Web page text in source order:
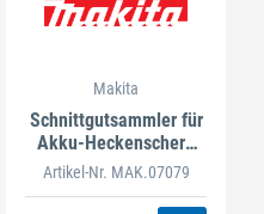
Makita
Schnittgutsammler für
Akku-Heckenschere
DUH754S
Artikel-Nr. MAK.07079